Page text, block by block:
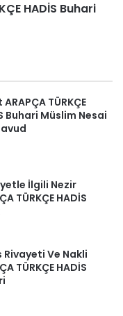
HADİS Buhari
TÜRKÇE
Buhari Müslim Nesai
İlgili Nezir
TÜRKÇE HADİS
Rivayeti Ve Nakli
TÜRKÇE HADİS